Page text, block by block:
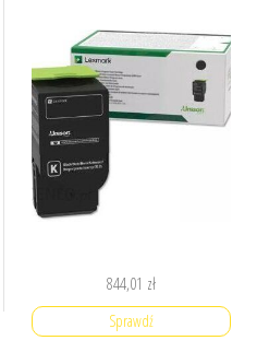
844,01 zł
Sprawdź